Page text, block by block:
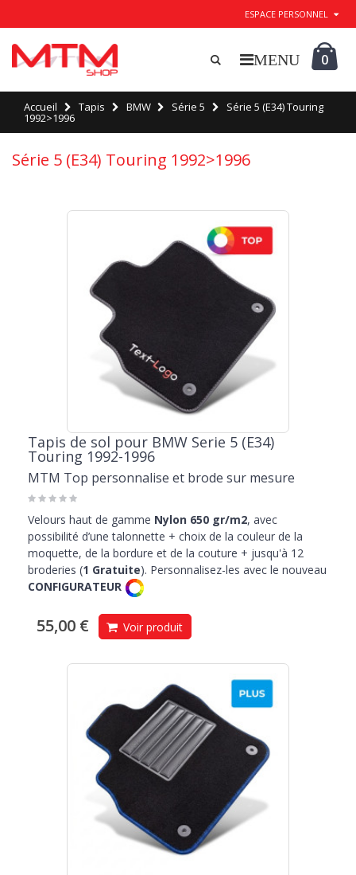
ESPACE PERSONNEL
0
Accueil Tapis BMW Série 5 Série 5 (E34) Touring
1992>1996
Série 5 (E34) Touring 1992>1996
Tapis de sol pour BMW Serie 5 (E34)
Touring 1992-1996
MTM Top personnalise et brode sur mesure
Velours haut de gamme Nylon 650 gr/m2, avec
possibilité d’une talonnette + choix de la couleur de la
moquette, de la bordure et de la couture + jusqu'à 12
broderies (1 Gratuite). Personnalisez-les avec le nouveau
CONFIGURATEUR
55,00 € Voir produit